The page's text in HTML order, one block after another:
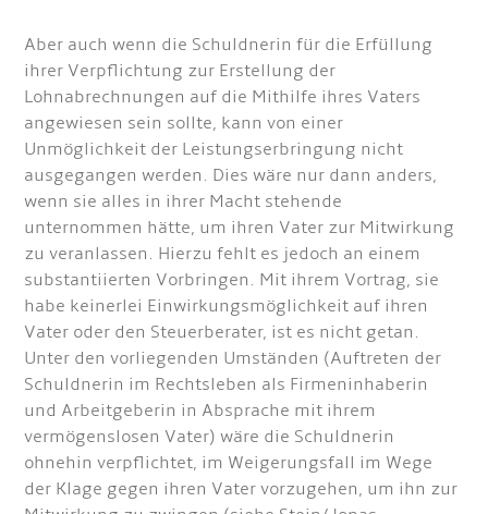
Aber auch wenn die Schuldnerin für die Erfüllung
ihrer Verpflichtung zur Erstellung der
Lohnabrechnungen auf die Mithilfe ihres Vaters
angewiesen sein sollte, kann von einer
Unmöglichkeit der Leistungserbringung nicht
ausgegangen werden. Dies wäre nur dann anders,
wenn sie alles in ihrer Macht stehende
unternommen hätte, um ihren Vater zur Mitwirkung
zu veranlassen. Hierzu fehlt es jedoch an einem
substantiierten Vorbringen. Mit ihrem Vortrag, sie
habe keinerlei Einwirkungsmöglichkeit auf ihren
Vater oder den Steuerberater, ist es nicht getan.
Unter den vorliegenden Umständen (Auftreten der
Schuldnerin im Rechtsleben als Firmeninhaberin
und Arbeitgeberin in Absprache mit ihrem
vermögenslosen Vater) wäre die Schuldnerin
ohnehin verpflichtet, im Weigerungsfall im Wege
der Klage gegen ihren Vater vorzugehen, um ihn zur